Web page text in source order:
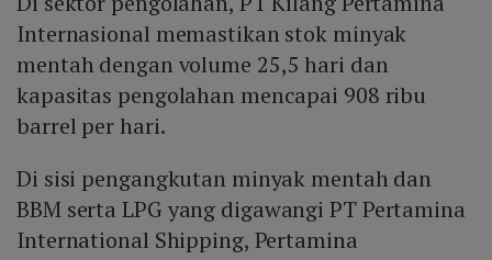
Internasional memastikan stok minyak
mentah dengan volume 25,5 hari dan
kapasitas pengolahan mencapai 908 ribu
barrel per hari.
Di sisi pengangkutan minyak mentah dan
BBM serta LPG yang digawangi PT Pertamina
International Shipping, Pertamina